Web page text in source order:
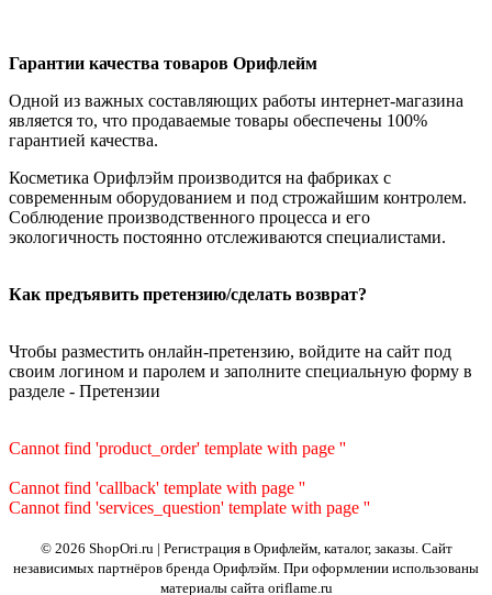
Гарантии качества товаров Орифлейм
Одной из важных составляющих работы интернет-магазина
является то, что продаваемые товары обеспечены 100%
гарантией качества.
Косметика Орифлэйм производится на фабриках с
современным оборудованием и под строжайшим контролем.
Соблюдение производственного процесса и его
экологичность постоянно отслеживаются специалистами.
Как предъявить претензию/сделать возврат?
Чтобы разместить онлайн-претензию, войдите на сайт под
своим логином и паролем и заполните специальную форму в
разделе - Претензии
Cannot find 'product_order' template with page ''
Cannot find 'callback' template with page ''
Cannot find 'services_question' template with page ''
© 2026 ShopOri.ru | Регистрация в Орифлейм, каталог, заказы. Сайт
независимых партнёров бренда Орифлэйм. При оформлении использованы
материалы сайта oriflame.ru